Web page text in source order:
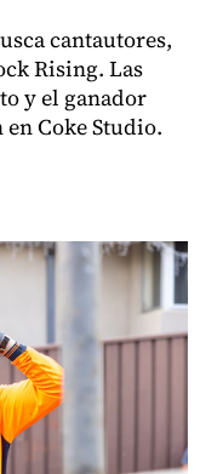
cantautores,
Rising. Las
y el ganador
Coke Studio.